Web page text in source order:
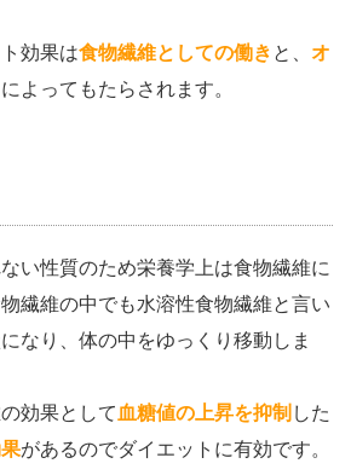
効果は食物繊維としての働き と、 オ
によってもたらされます。
い性質のため栄養学上は食物繊維に
繊維の中でも水溶性食物繊維と言い
なり、体の中をゆっくり移動しま
効果として 血糖値の上昇を抑制 した
があるのでダイエットに有効です。